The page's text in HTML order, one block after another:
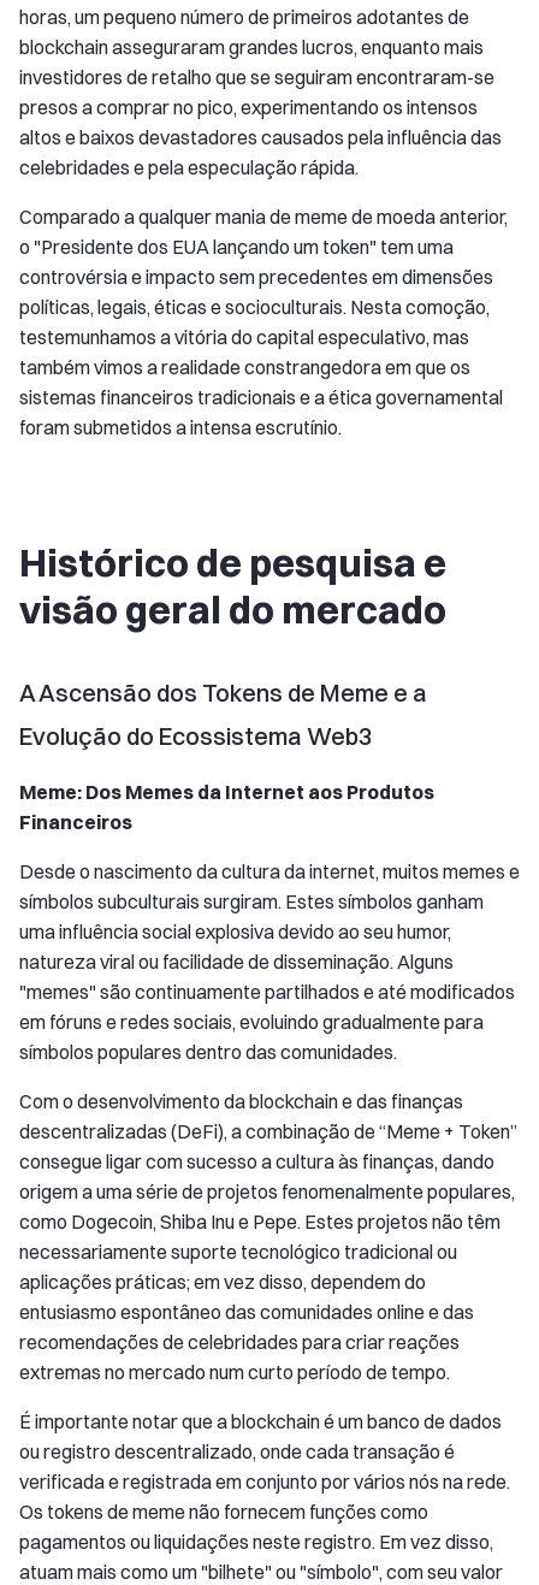
horas, um pequeno número de primeiros adotantes de
blockchain asseguraram grandes lucros, enquanto mais
investidores de retalho que se seguiram encontraram-se
presos a comprar no pico, experimentando os intensos
altos e baixos devastadores causados pela influência das
celebridades e pela especulação rápida.
Comparado a qualquer mania de meme de moeda anterior,
o "Presidente dos EUA lançando um token" tem uma
controvérsia e impacto sem precedentes em dimensões
políticas, legais, éticas e socioculturais. Nesta comoção,
testemunhamos a vitória do capital especulativo, mas
também vimos a realidade constrangedora em que os
sistemas financeiros tradicionais e a ética governamental
foram submetidos a intensa escrutínio.
Histórico de pesquisa e
visão geral do mercado
A Ascensão dos Tokens de Meme e a
Evolução do Ecossistema Web3
Meme: Dos Memes da Internet aos Produtos
Financeiros
Desde o nascimento da cultura da internet, muitos memes e
símbolos subculturais surgiram. Estes símbolos ganham
uma influência social explosiva devido ao seu humor,
natureza viral ou facilidade de disseminação. Alguns
"memes" são continuamente partilhados e até modificados
em fóruns e redes sociais, evoluindo gradualmente para
símbolos populares dentro das comunidades.
Com o desenvolvimento da blockchain e das finanças
descentralizadas (DeFi), a combinação de “Meme + Token”
consegue ligar com sucesso a cultura às finanças, dando
origem a uma série de projetos fenomenalmente populares,
como Dogecoin, Shiba Inu e Pepe. Estes projetos não têm
necessariamente suporte tecnológico tradicional ou
aplicações práticas; em vez disso, dependem do
entusiasmo espontâneo das comunidades online e das
recomendações de celebridades para criar reações
extremas no mercado num curto período de tempo.
É importante notar que a blockchain é um banco de dados
ou registro descentralizado, onde cada transação é
verificada e registrada em conjunto por vários nós na rede.
Os tokens de meme não fornecem funções como
pagamentos ou liquidações neste registro. Em vez disso,
atuam mais como um "bilhete" ou "símbolo", com seu valor